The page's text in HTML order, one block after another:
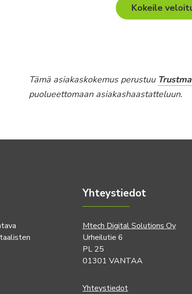
Kokeile
Tämä asiakaskokemus perustuu
puolueettomaan asiakashaastatteluun.
Yhteystiedot
Mtech Digital Solutions Oy
Urheilutie 6
PL 25
01301 VANTAA
Yhteystiedot